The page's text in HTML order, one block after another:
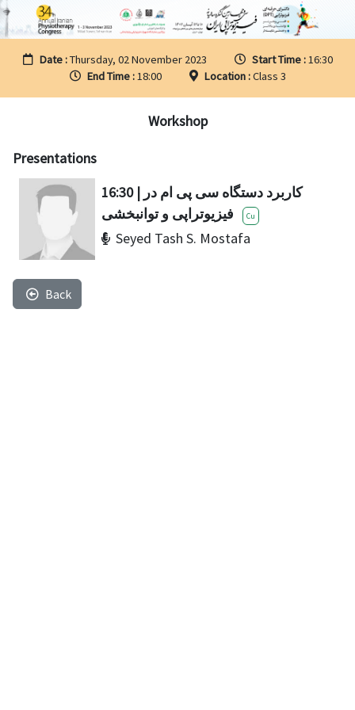
Date :Thursday, 02 November 2023 Start Time :16:30
End Time :18:00 Location :Class 3
Workshop
Presentations
16:30 | کاربرد دستگاه سی پی ام در
فیزیوتراپی و توانبخشی
Cu
Seyed Tash S. Mostafa
Back